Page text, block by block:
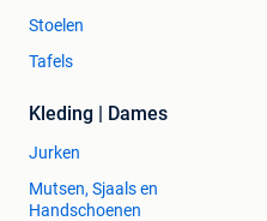
Stoelen
Tafels
Kleding | Dames
Jurken
Mutsen, Sjaals en
Handschoenen